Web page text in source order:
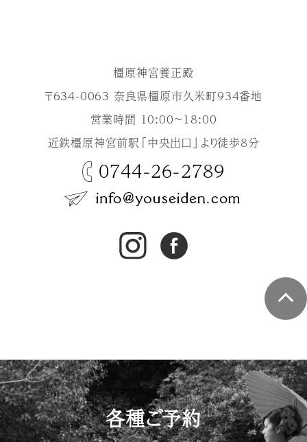
橿原神宮養正殿
〒634-0063 奈良県橿原市久米町934番地
営業時間 10:00～18:00
近鉄橿原神宮前駅「中央出口」より徒歩8分
0744-26-2789
各種ご予約